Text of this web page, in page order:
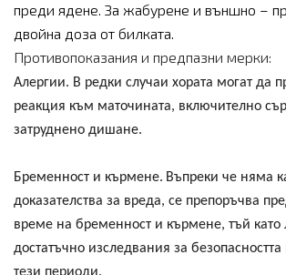
преди ядене. За жабурене и външно –
двойна доза от билката.
Противопоказания и предпазни мерки:
Алергии. В редки случаи хората могат да
реакция към маточината, включително
затруднено дишане.
Бременност и кърмене. Въпреки че няма
доказателства за вреда, се препоръчва
време на бременност и кърмене, тъй като
достатъчно изследвания за